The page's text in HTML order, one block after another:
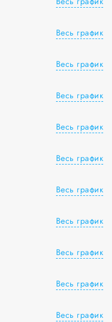
Весь график
Весь график
Весь график
Весь график
Весь график
Весь график
Весь график
Весь график
Весь график
Весь график